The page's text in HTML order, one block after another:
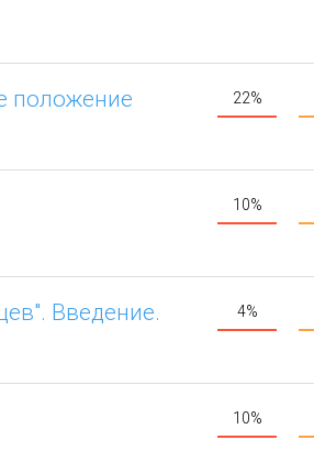
положение 22%
10%
Введение. 4%
10%